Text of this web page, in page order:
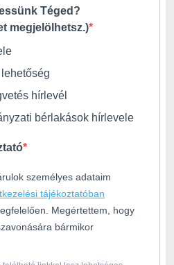
Téged?
megjelölhetsz.)
hírlevél
bérlakások hírlevele
személyes adataim
tájékoztatóban
Megértettem, hogy
bármikor